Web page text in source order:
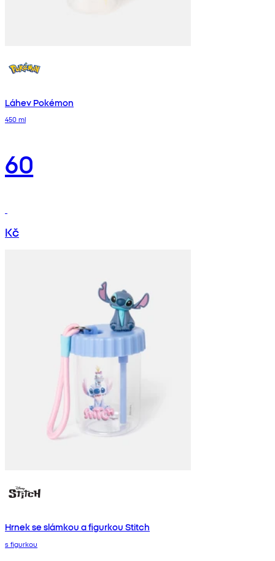
Láhev Pokémon
450 ml
60
Kč
Hrnek se slámkou a figurkou Stitch
s figurkou